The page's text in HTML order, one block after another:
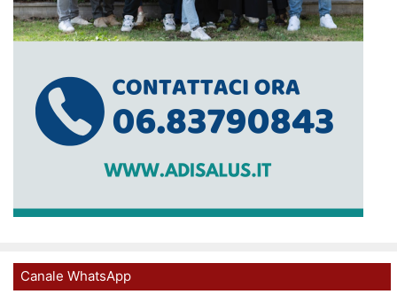
Canale WhatsApp